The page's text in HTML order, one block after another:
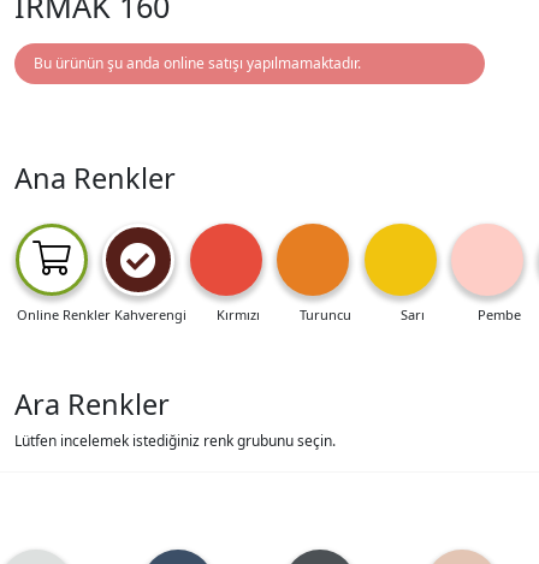
Bu ürünün şu anda online satışı yapılmamaktadır.
Ana Renkler
Online Renkler Kahverengi Kırmızı Turuncu Sarı Pembe
Ara Renkler
Lütfen incelemek istediğiniz renk grubunu seçin.